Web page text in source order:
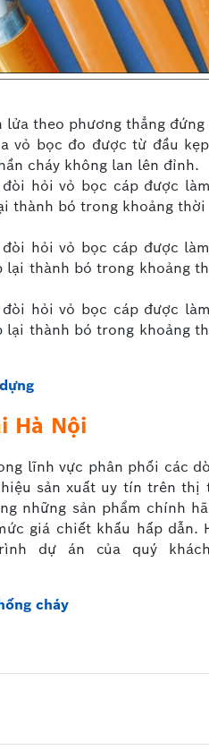
theo phương thẳng
vỏ bọc đo được từ đầu
cháy không lan lên đỉnh.
hỏi vỏ bọc cáp được
thành bó trong khoảng
hỏi vỏ bọc cáp được
thành bó trong khoảng
hỏi vỏ bọc cáp được
thành bó trong khoảng
Hà Nội
lĩnh vực phân phối các
sản xuất uy tín trên thị
những sản phẩm chính
giá chiết khấu hấp dẫn.
dự án của quý
cháy